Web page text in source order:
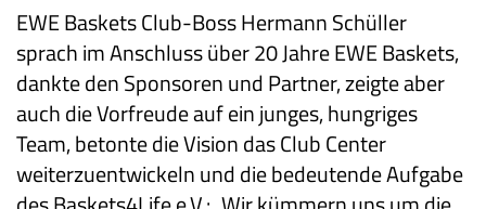
EWE Baskets Club-Boss Hermann Schüller
sprach im Anschluss über 20 Jahre EWE Baskets,
dankte den Sponsoren und Partner, zeigte aber
auch die Vorfreude auf ein junges, hungriges
Team, betonte die Vision das Club Center
weiterzuentwickeln und die bedeutende Aufgabe